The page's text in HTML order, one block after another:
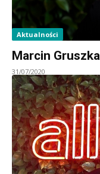
Aktualności
Marcin
31/07/2020